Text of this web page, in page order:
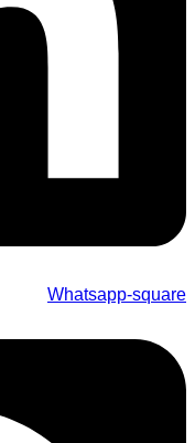
Whatsapp-square